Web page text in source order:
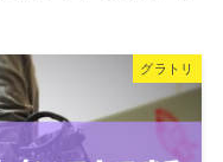
グラトリ